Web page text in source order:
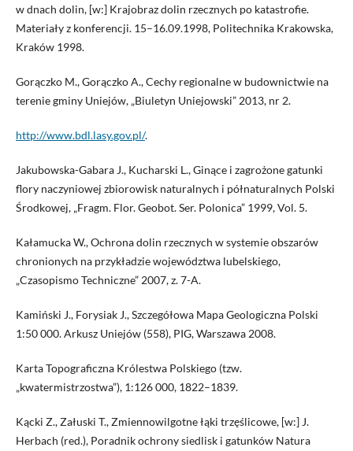
w dnach dolin, [w:] Krajobraz dolin rzecznych po katastrofie.
Materiały z konferencji. 15–16.09.1998, Politechnika Krakowska,
Kraków 1998.
Gorączko M., Gorączko A., Cechy regionalne w budownictwie na
terenie gminy Uniejów, „Biuletyn Uniejowski” 2013, nr 2.
http://www.bdl.lasy.gov.pl/.
Jakubowska-Gabara J., Kucharski L., Ginące i zagrożone gatunki
flory naczyniowej zbiorowisk naturalnych i półnaturalnych Polski
Środkowej, „Fragm. Flor. Geobot. Ser. Polonica” 1999, Vol. 5.
Kałamucka W., Ochrona dolin rzecznych w systemie obszarów
chronionych na przykładzie województwa lubelskiego,
„Czasopismo Techniczne” 2007, z. 7-A.
Kamiński J., Forysiak J., Szczegółowa Mapa Geologiczna Polski
1:50 000. Arkusz Uniejów (558), PIG, Warszawa 2008.
Karta Topograficzna Królestwa Polskiego (tzw.
„kwatermistrzostwa”), 1:126 000, 1822–1839.
Kącki Z., Załuski T., Zmiennowilgotne łąki trzęślicowe, [w:] J.
Herbach (red.), Poradnik ochrony siedlisk i gatunków Natura